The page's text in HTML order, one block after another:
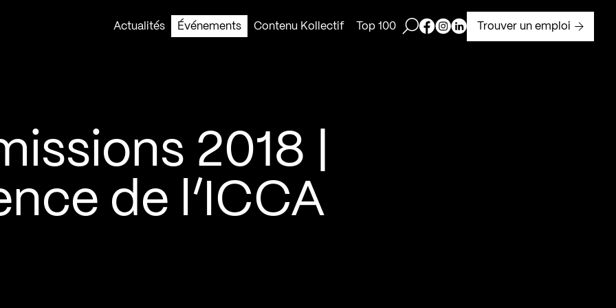
Actualités
Événements Contenu Kollectif Top 100 Ouvrir la barre de recherche
Page Facebook de Kollectif
Page Instagram de Kollectif
Page Linkedin de Kollectif
Trouver un emploi
2018 |
de l’ICCA